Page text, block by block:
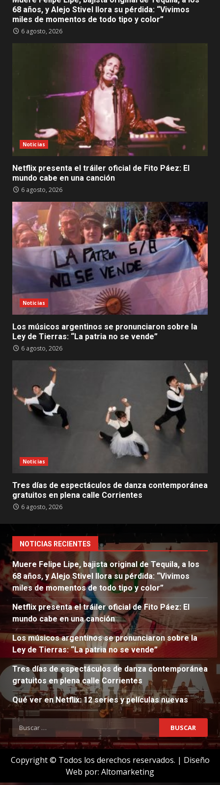
68 años, y Alejo Stivel llora su pérdida: “Vivimos
miles de momentos de todo tipo y color”
6 agosto, 2026
Noticias
Netflix presenta el tráiler oficial de Fito Páez: El
mundo cabe en una canción
6 agosto, 2026
Noticias
Los músicos argentinos se pronunciaron sobre la
Ley de Tierras: “La patria no se vende”
6 agosto, 2026
Noticias
Tres días de espectáculos de danza contemporánea
gratuitos en plena calle Corrientes
6 agosto, 2026
NOTICIAS RECIENTES
Muere Felipe Lipe, bajista original de Tequila, a los
68 años, y Alejo Stivel llora su pérdida: “Vivimos
miles de momentos de todo tipo y color”
Netflix presenta el tráiler oficial de Fito Páez: El
mundo cabe en una canción
Los músicos argentinos se pronunciaron sobre la
Ley de Tierras: “La patria no se vende”
Tres días de espectáculos de danza contemporánea
gratuitos en plena calle Corrientes
Qué ver en Netflix: 12 series y películas nuevas
Buscar:
Copyright © Todos los derechos reservados. | Diseño
Web por: Altomarketing